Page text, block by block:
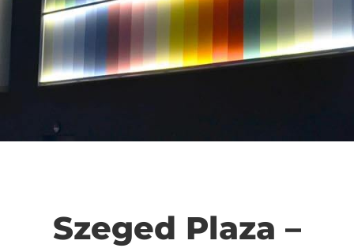
Szeged Plaza –